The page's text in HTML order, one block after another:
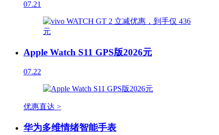
07.21
Apple Watch S11 GPS版2026元
07.22
优惠直达 >
华为多维情绪智能手表